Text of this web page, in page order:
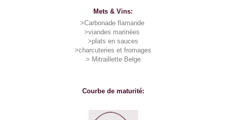
Mets & Vins:
>Carbonade flamande
>viandes marinées
>plats en sauces
>charcuteries et fromages
> Mitraillette Belge
Courbe de maturité: